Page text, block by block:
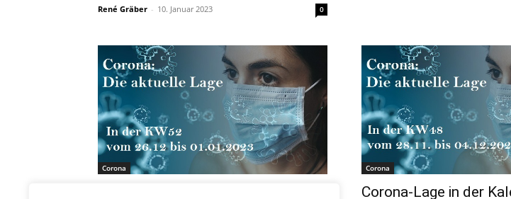
René Gräber - 10. Januar 2023 0
Corona Corona
Corona-Lage in der